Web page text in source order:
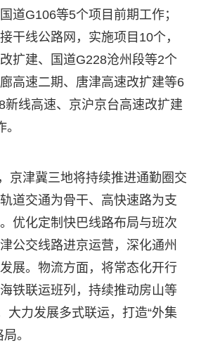
道G106等5个项目前期工作；
干线公路网，实施项目10个，
扩建、国道G228沧州段等2个
高速二期、唐津高速改扩建等6
新线高速、京沪京台高速改扩建
京津冀三地将持续推进通勤圈交
道交通为骨干、高快速路为支
优化定制快巴线路布局与班次
公交线路进京运营，深化通州
展。物流方面，将常态化开行
铁联运班列，持续推动房山等
大力发展多式联运，打造“外集
。